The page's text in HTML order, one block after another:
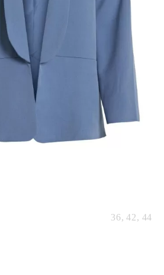
36, 42, 44